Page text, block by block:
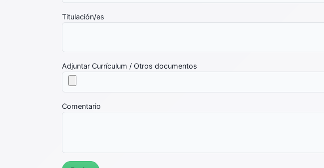
Titulación/es
Adjuntar Currículum / Otros documentos
Comentario